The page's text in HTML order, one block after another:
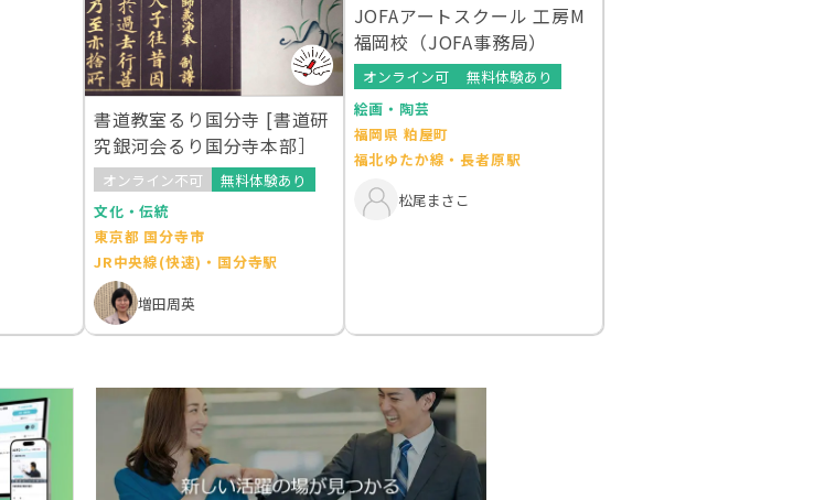
書道教室るり国分寺 [書道研
究銀河会るり国分寺本部］
オンライン不可
無料体験あり
文化・伝統
東京都 国分寺市
JR中央線(快速)・国分寺駅
増田周英
JOFAアートスクール 工房M
福岡校（JOFA事務局）
オンライン可
無料体験あり
絵画・陶芸
福岡県 粕屋町
福北ゆたか線・長者原駅
松尾まさこ